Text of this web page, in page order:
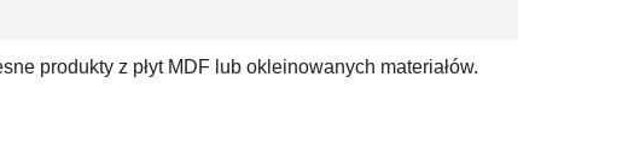
produkty z płyt MDF lub okleinowanych materiałów.